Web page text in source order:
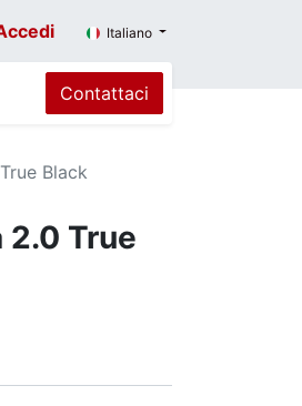
Italiano
Contattaci
Black
2.0 True